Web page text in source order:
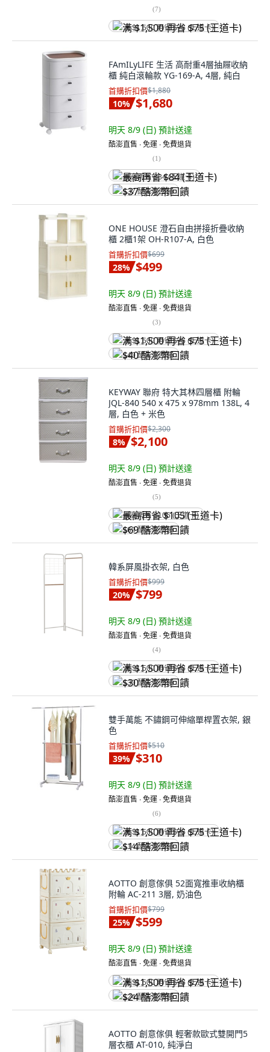
(7)
满 $1,500 再省 $75 (王道卡)
FAmILyLIFE 生活 高耐重4層抽屜收納
櫃 純白滾輪款 YG-169-A, 4層, 純白
首購折扣價$1,880
10% $1,680
明天 8/9 (日) 預計送達
酷澎直售 ∙ 免運 ∙ 免費退貨
(1)
最高再省 $84 (王道卡)
$37 酷澎幣回饋
ONE HOUSE 澄石自由拼接折疊收納
櫃 2櫃1架 OH-R107-A, 白色
首購折扣價$699
28% $499
明天 8/9 (日) 預計送達
酷澎直售 ∙ 免運 ∙ 免費退貨
(3)
满 $1,500 再省 $75 (王道卡)
$40 酷澎幣回饋
KEYWAY 聯府 特大其林四層櫃 附輪
JQL-840 540 x 475 x 978mm 138L, 4
層, 白色 + 米色
首購折扣價$2,300
8% $2,100
明天 8/9 (日) 預計送達
酷澎直售 ∙ 免運 ∙ 免費退貨
(5)
最高再省 $105 (王道卡)
$69 酷澎幣回饋
韓系屏風掛衣架, 白色
首購折扣價$999
20% $799
明天 8/9 (日) 預計送達
酷澎直售 ∙ 免運 ∙ 免費退貨
(4)
满 $1,500 再省 $75 (王道卡)
$30 酷澎幣回饋
雙手萬能 不鏽鋼可伸縮單桿置衣架, 銀
色
首購折扣價$510
39% $310
明天 8/9 (日) 預計送達
酷澎直售 ∙ 免運 ∙ 免費退貨
(6)
满 $1,500 再省 $75 (王道卡)
$14 酷澎幣回饋
AOTTO 創意傢俱 52面寬推車收納櫃
附輪 AC-211 3層, 奶油色
首購折扣價$799
25% $599
明天 8/9 (日) 預計送達
酷澎直售 ∙ 免運 ∙ 免費退貨
满 $1,500 再省 $75 (王道卡)
$24 酷澎幣回饋
AOTTO 創意傢俱 輕奢款歐式雙開門5
層衣櫃 AT-010, 純淨白